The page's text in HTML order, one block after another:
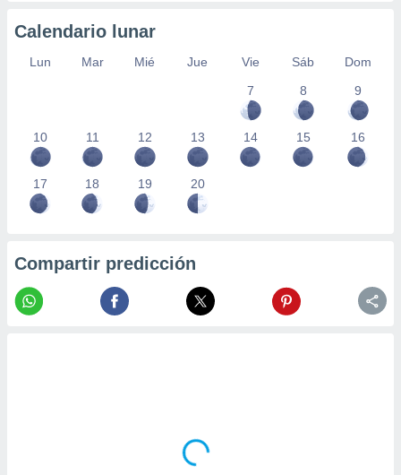
Calendario lunar
Lun Mar Mié Jue Vie Sáb
Dom
7
8 9
10 11 12 13 14 15 16
17 18 19 20
Compartir predicción